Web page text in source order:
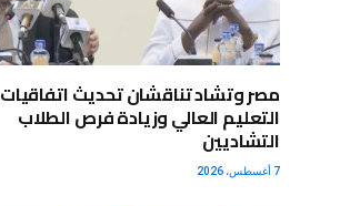
مصر وتشاد تناقشان تحديث اتفاقيات
التعليم العالي وزيادة فرص الطلاب
التشاديين
7 أغسطس، 2026